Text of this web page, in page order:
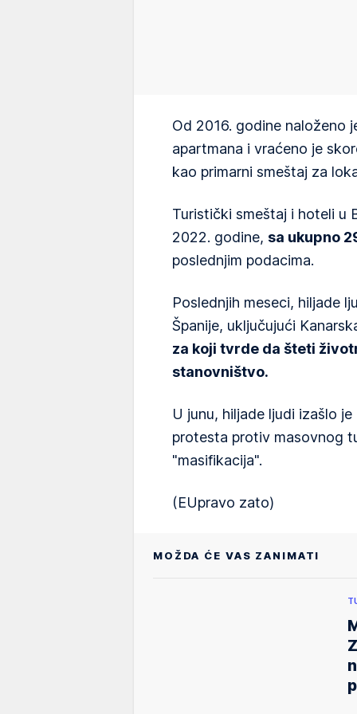
Od 2016. godine naloženo
apartmana i vraćeno je
kao primarni smeštaj za
Turistički smeštaj i hoteli u
2022. godine, sa ukupno
poslednjim podacima.
Poslednjih meseci, hiljade
Španije, uključujući
za koji tvrde da šteti
stanovništvo.
U junu, hiljade ljudi izašlo
protesta protiv masovnog
"masifikacija".
(EUpravo zato)
MOŽDA ĆE VAS ZANIMATI